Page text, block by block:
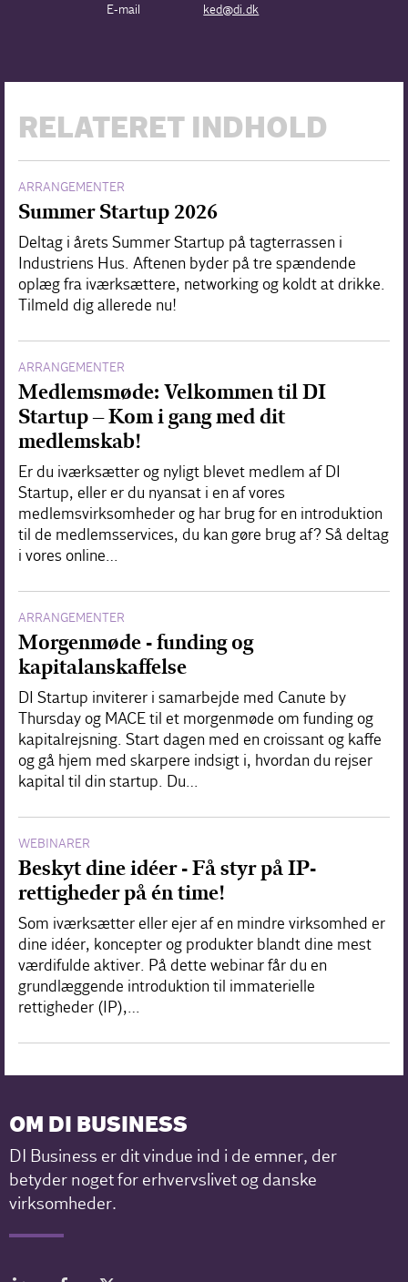
E-mail
ked@di.dk
RELATERET INDHOLD
ARRANGEMENTER
Summer Startup 2026
Deltag i årets Summer Startup på tagterrassen i
Industriens Hus. Aftenen byder på tre spændende
oplæg fra iværksættere, networking og koldt at drikke.
Tilmeld dig allerede nu!
ARRANGEMENTER
Medlemsmøde: Velkommen til DI
Startup – Kom i gang med dit
medlemskab!
Er du iværksætter og nyligt blevet medlem af DI
Startup, eller er du nyansat i en af vores
medlemsvirksomheder og har brug for en introduktion
til de medlemsservices, du kan gøre brug af? Så deltag
i vores online…
ARRANGEMENTER
Morgenmøde - funding og
kapitalanskaffelse
DI Startup inviterer i samarbejde med Canute by
Thursday og MACE til et morgenmøde om funding og
kapitalrejsning. Start dagen med en croissant og kaffe
og gå hjem med skarpere indsigt i, hvordan du rejser
kapital til din startup. Du…
WEBINARER
Beskyt dine idéer - Få styr på IP-
rettigheder på én time!
Som iværksætter eller ejer af en mindre virksomhed er
dine idéer, koncepter og produkter blandt dine mest
værdifulde aktiver. På dette webinar får du en
grundlæggende introduktion til immaterielle
rettigheder (IP),…
OM DI BUSINESS
DI Business er dit vindue ind i de emner, der
betyder noget for erhvervslivet og danske
virksomheder.